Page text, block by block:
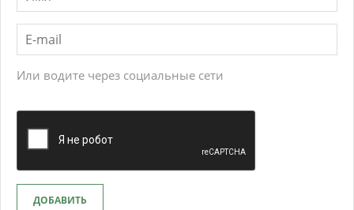
Или водите через социальные сети
ДОБАВИТЬ